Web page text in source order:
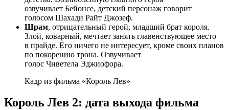
озвучивает Бейонсе, детский персонаж говорит
голосом Шахади Райт Джозеф.
Шрам, отрицательный герой, младший брат короля.
Злой, коварный, мечтает занять главенствующее место
в прайде. Его ничего не интересует, кроме своих планов
по покорению трона. Озвучивает
голос Чиветела Эджиофора.
Кадр из фильма «Король Лев»
Король Лев 2: дата выхода фильма